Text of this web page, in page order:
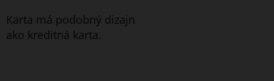
Karta má podobný dizajn
ako kreditná karta.